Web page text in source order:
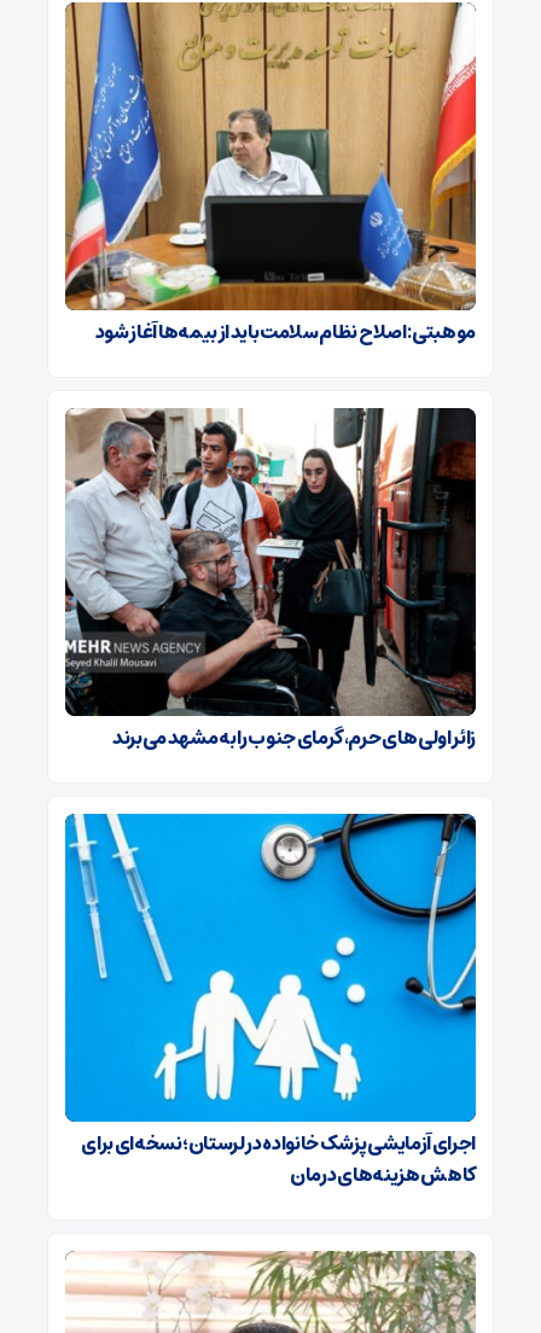
موهبتی: اصلاح نظام سلامت باید از بیمه‌ها آغاز شود
زائر اولی های حرم، گرمای جنوب را به مشهد می‌برند
اجرای آزمایشی پزشک خانواده در لرستان؛نسخه‌ای برای
کاهش هزینه‌های درمان